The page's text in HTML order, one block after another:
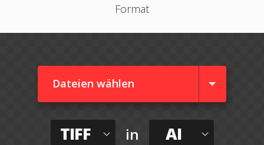
Format
Dateien wählen
TIFF in AI